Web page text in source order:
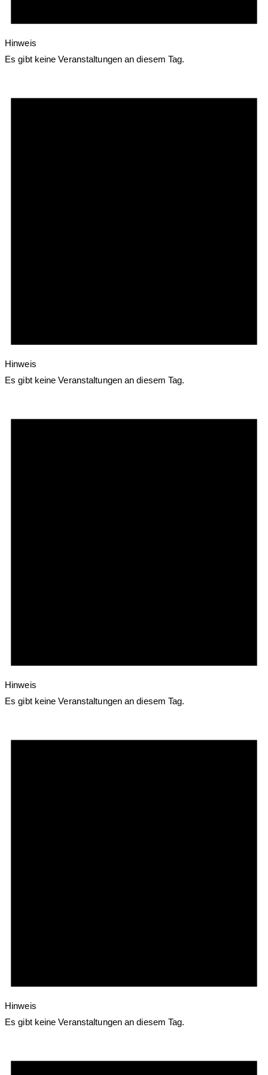
Hinweis
Es gibt keine Veranstaltungen an diesem Tag.
Hinweis
Es gibt keine Veranstaltungen an diesem Tag.
Hinweis
Es gibt keine Veranstaltungen an diesem Tag.
Hinweis
Es gibt keine Veranstaltungen an diesem Tag.